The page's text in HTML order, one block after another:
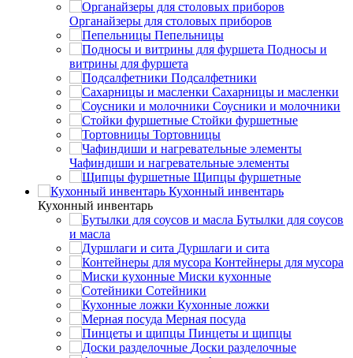
Органайзеры для столовых приборов
Пепельницы
Подносы и
витрины для фуршета
Подсалфетники
Сахарницы и масленки
Соусники и молочники
Стойки фуршетные
Тортовницы
Чафиндиши и нагревательные элементы
Щипцы фуршетные
Кухонный инвентарь
Кухонный инвентарь
Бутылки для соусов
и масла
Дуршлаги и сита
Контейнеры для мусора
Миски кухонные
Сотейники
Кухонные ложки
Мерная посуда
Пинцеты и щипцы
Доски разделочные